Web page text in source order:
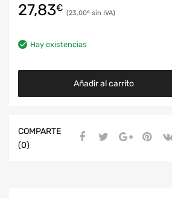
27,83€ 23,00€
Hay existencias
Añadir al carrito
COMPARTE
(0)